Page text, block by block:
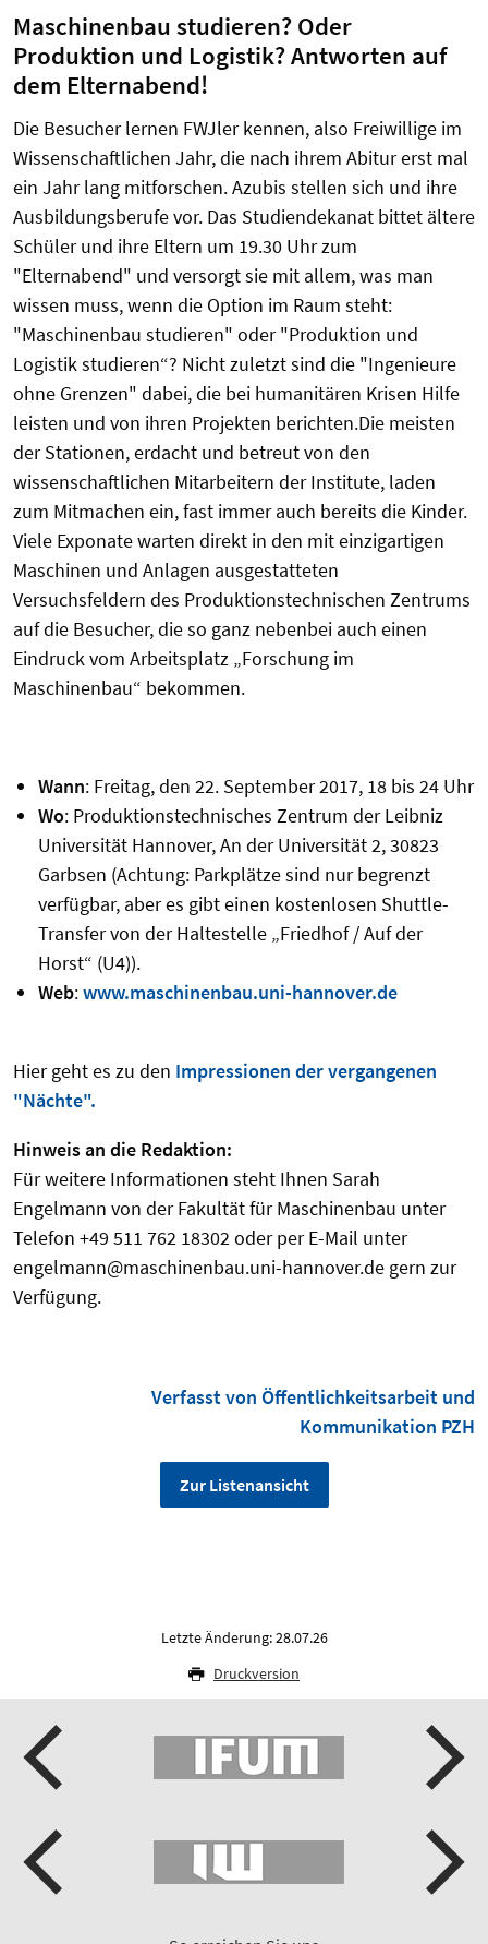
Maschinenbau studieren? Oder
Produktion und Logistik? Antworten auf
dem Elternabend!
Die Besucher lernen FWJler kennen, also Freiwillige im
Wissenschaftlichen Jahr, die nach ihrem Abitur erst mal
ein Jahr lang mitforschen. Azubis stellen sich und ihre
Ausbildungsberufe vor. Das Studiendekanat bittet ältere
Schüler und ihre Eltern um 19.30 Uhr zum
"Elternabend" und versorgt sie mit allem, was man
wissen muss, wenn die Option im Raum steht:
"Maschinenbau studieren" oder "Produktion und
Logistik studieren“? Nicht zuletzt sind die "Ingenieure
ohne Grenzen" dabei, die bei humanitären Krisen Hilfe
leisten und von ihren Projekten berichten.Die meisten
der Stationen, erdacht und betreut von den
wissenschaftlichen Mitarbeitern der Institute, laden
zum Mitmachen ein, fast immer auch bereits die Kinder.
Viele Exponate warten direkt in den mit einzigartigen
Maschinen und Anlagen ausgestatteten
Versuchsfeldern des Produktionstechnischen Zentrums
auf die Besucher, die so ganz nebenbei auch einen
Eindruck vom Arbeitsplatz „Forschung im
Maschinenbau“ bekommen.
Wann: Freitag, den 22. September 2017, 18 bis 24 Uhr
Wo: Produktionstechnisches Zentrum der Leibniz
Universität Hannover, An der Universität 2, 30823
Garbsen (Achtung: Parkplätze sind nur begrenzt
verfügbar, aber es gibt einen kostenlosen Shuttle-
Transfer von der Haltestelle „Friedhof / Auf der
Horst“ (U4)).
Web:www.maschinenbau.uni-hannover.de
Hier geht es zu den Impressionen der vergangenen
"Nächte".
Hinweis an die Redaktion:
Für weitere Informationen steht Ihnen Sarah
Engelmann von der Fakultät für Maschinenbau unter
Telefon +49 511 762 18302 oder per E-Mail unter
engelmann@maschinenbau.uni-hannover.de gern zur
Verfügung.
Verfasst von Öffentlichkeitsarbeit und
Kommunikation PZH
Zur Listenansicht
Letzte Änderung: 28.07.26
Druckversion